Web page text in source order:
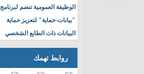
الوظيفة العمومية تنضم لبرنامج
"بيانات-حماية" لتعزيز حماية
البيانات ذات الطابع الشخصي
روابط تهمك